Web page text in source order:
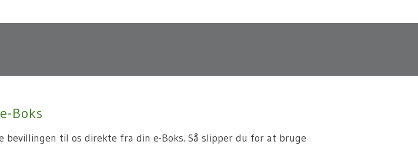
Boks
til os direkte fra din e-Boks. Så slipper du for at bruge